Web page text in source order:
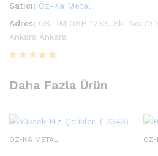
Satıcı: Öz-Ka Metal
Adres: OSTİM OSB 1233. Sk. No:73
Ankara Ankara
puanına
dayanarak 5
aldı
Daha Fazla Ürün
ÖZ-KA METAL ÖZ-